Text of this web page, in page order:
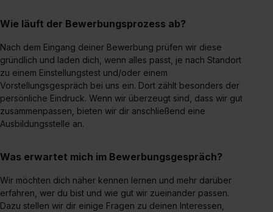
Wie läuft der Bewerbungsprozess ab?
Nach dem Eingang deiner Bewerbung prüfen wir diese
gründlich und laden dich, wenn alles passt, je nach Standort
zu einem Einstellungstest und/oder einem
Vorstellungsgespräch bei uns ein. Dort zählt besonders der
persönliche Eindruck. Wenn wir überzeugt sind, dass wir gut
zusammenpassen, bieten wir dir anschließend eine
Ausbildungsstelle an.
Was erwartet mich im Bewerbungsgespräch?
Wir möchten dich näher kennen lernen und mehr darüber
erfahren, wer du bist und wie gut wir zueinander passen.
Dazu stellen wir dir einige Fragen zu deinen Interessen,